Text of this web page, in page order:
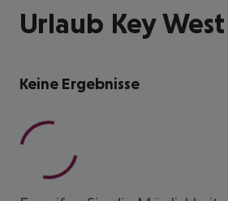
Urlaub Key West
Keine Ergebnisse